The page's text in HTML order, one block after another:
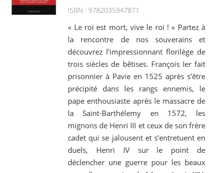
ISBN : 9782035947871
« Le roi est mort, vive le roi ! « Partez à
la rencontre de nos souverains et
découvrez l’impressionnant florilège de
trois siècles de bêtises. François Ier fait
prisonnier à Pavie en 1525 après s’être
précipité dans les rangs ennemis, le
pape enthousiaste après le massacre de
la Saint-Barthélemy en 1572, les
mignons de Henri III et ceux de son frère
cadet qui se jalousent et s’entretuent en
duels, Henri IV sur le point de
déclencher une guerre pour les beaux